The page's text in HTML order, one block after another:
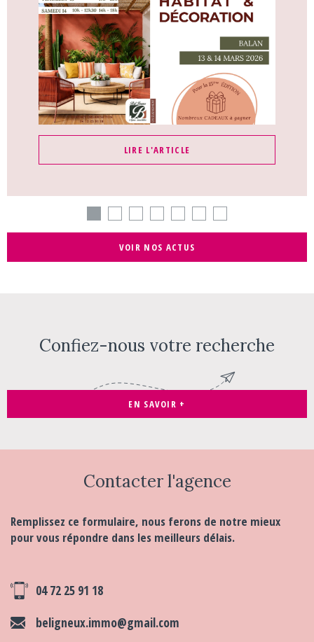
LIRE L'ARTICLE
VOIR NOS ACTUS
Confiez-nous votre recherche
EN SAVOIR +
Contacterl'agence
Remplissez ce formulaire, nous ferons de notre mieux
pour vous répondre dans les meilleurs délais.
04 72 25 91 18
beligneux.immo@gmail.com